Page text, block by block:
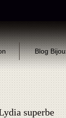
Blog
superbe